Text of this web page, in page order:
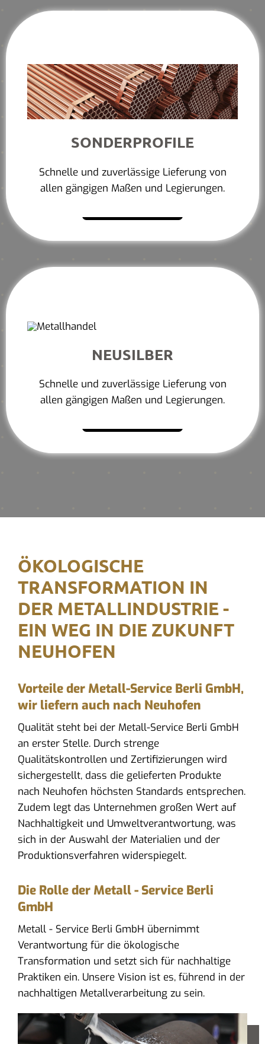
SONDERPROFILE
Schnelle und zuverlässige Lieferung von
allen gängigen Maßen und Legierungen.
NEUSILBER
Schnelle und zuverlässige Lieferung von
allen gängigen Maßen und Legierungen.
ÖKOLOGISCHE
TRANSFORMATION IN
DER METALLINDUSTRIE -
EIN WEG IN DIE ZUKUNFT
NEUHOFEN
Vorteile der Metall-Service Berli GmbH,
wir liefern auch nach Neuhofen
Qualität steht bei der Metall-Service Berli GmbH
an erster Stelle. Durch strenge
Qualitätskontrollen und Zertifizierungen wird
sichergestellt, dass die gelieferten Produkte
nach Neuhofen höchsten Standards entsprechen.
Zudem legt das Unternehmen großen Wert auf
Nachhaltigkeit und Umweltverantwortung, was
sich in der Auswahl der Materialien und der
Produktionsverfahren widerspiegelt.
Die Rolle der Metall - Service Berli
GmbH
Metall - Service Berli GmbH übernimmt
Verantwortung für die ökologische
Transformation und setzt sich für nachhaltige
Praktiken ein. Unsere Vision ist es, führend in der
nachhaltigen Metallverarbeitung zu sein.